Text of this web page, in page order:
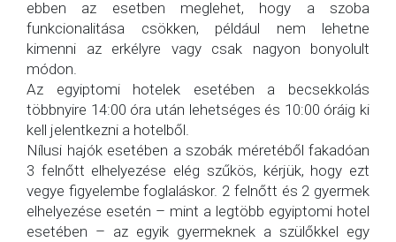
ebben az esetben meglehet, hogy a szoba
funkcionalitása csökken, például nem lehetne
kimenni az erkélyre vagy csak nagyon bonyolult
módon.
Az egyiptomi hotelek esetében a becsekkolás
többnyire 14:00 óra után lehetséges és 10:00 óráig ki
kell jelentkezni a hotelből.
Nílusi hajók esetében a szobák méretéből fakadóan
3 felnőtt elhelyezése elég szűkös, kérjük, hogy ezt
vegye figyelembe foglaláskor. 2 felnőtt és 2 gyermek
elhelyezése esetén – mint a legtöbb egyiptomi hotel
esetében – az egyik gyermeknek a szülőkkel egy